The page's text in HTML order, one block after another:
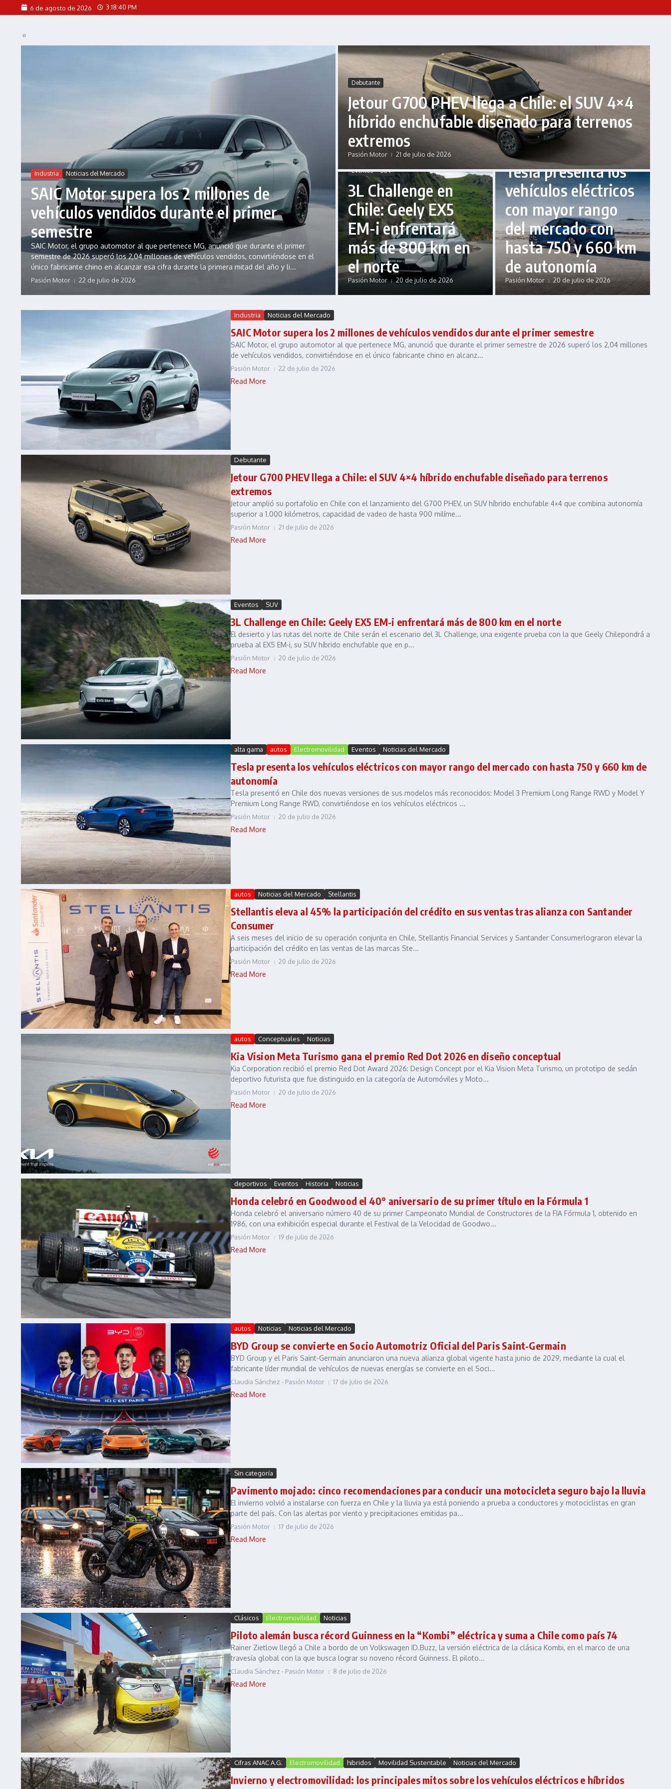
Saltar al contenido6 de agosto de 2026 3:18:42 PM
Industria Noticias del Mercado
SAIC Motor supera los 2 millones de
vehículos vendidos durante el primer
semestre
SAIC Motor, el grupo automotor al que pertenece MG, anunció que durante el primer
semestre de 2026 superó los 2,04 millones de vehículos vendidos, convirtiéndose en el
único fabricante chino en alcanzar esa cifra durante la primera mitad del año y li...
Pasión Motor 22 de julio de 2026
Debutante
Jetour G700 PHEV llega a Chile: el SUV 4×4
híbrido enchufable diseñado para terrenos
extremos
Pasión Motor 21 de julio de 2026
Eventos SUV
3L Challenge en
Chile: Geely EX5
EM-i enfrentará
más de 800 km en
el norte
Pasión Motor 20 de julio de 2026
alta gama autos
Eventos
Tesla presenta los
vehículos eléctricos
con mayor rango
del mercado con
hasta 750 y 660 km
de autonomía
Pasión Motor 20 de julio de 2026
Industria Noticias del Mercado
SAIC Motor supera los 2 millones de vehículos vendidos durante el primer semestre
SAIC Motor, el grupo automotor al que pertenece MG, anunció que durante el primer semestre de 2026 superó los 2,04 millones
de vehículos vendidos, convirtiéndose en el único fabricante chino en alcanz...
Pasión Motor 22 de julio de 2026
Read More
Debutante
Jetour G700 PHEV llega a Chile: el SUV 4×4 híbrido enchufable diseñado para terrenos
extremos
Jetour amplió su portafolio en Chile con el lanzamiento del G700 PHEV, un SUV híbrido enchufable 4×4 que combina autonomía
superior a 1.000 kilómetros, capacidad de vadeo de hasta 900 milíme...
Pasión Motor 21 de julio de 2026
Read More
Eventos SUV
3L Challenge en Chile: Geely EX5 EM-i enfrentará más de 800 km en el norte
El desierto y las rutas del norte de Chile serán el escenario del 3L Challenge, una exigente prueba con la que Geely Chilepondrá a
prueba al EX5 EM-i, su SUV híbrido enchufable que en p...
Pasión Motor 20 de julio de 2026
Read More
alta gama autos Electromovilidad Eventos Noticias del Mercado
Tesla presenta los vehículos eléctricos con mayor rango del mercado con hasta 750 y 660 km de
autonomía
Tesla presentó en Chile dos nuevas versiones de sus modelos más reconocidos: Model 3 Premium Long Range RWD y Model Y
Premium Long Range RWD, convirtiéndose en los vehículos eléctricos ...
Pasión Motor 20 de julio de 2026
Read More
autos Noticias del Mercado Stellantis
Stellantis eleva al 45% la participación del crédito en sus ventas tras alianza con Santander
Consumer
A seis meses del inicio de su operación conjunta en Chile, Stellantis Financial Services y Santander Consumerlograron elevar la
participación del crédito en las ventas de las marcas Ste...
Pasión Motor 20 de julio de 2026
Read More
autos Conceptuales Noticias
Kia Vision Meta Turismo gana el premio Red Dot 2026 en diseño conceptual
Kia Corporation recibió el premio Red Dot Award 2026: Design Concept por el Kia Vision Meta Turismo, un prototipo de sedán
deportivo futurista que fue distinguido en la categoría de Automóviles y Moto...
Pasión Motor 20 de julio de 2026
Read More
deportivos Eventos Historia Noticias
Honda celebró en Goodwood el 40° aniversario de su primer título en la Fórmula 1
Honda celebró el aniversario número 40 de su primer Campeonato Mundial de Constructores de la FIA Fórmula 1, obtenido en
1986, con una exhibición especial durante el Festival de la Velocidad de Goodwo...
Pasión Motor 19 de julio de 2026
Read More
autos Noticias Noticias del Mercado
BYD Group se convierte en Socio Automotriz Oficial del Paris Saint-Germain
BYD Group y el Paris Saint-Germain anunciaron una nueva alianza global vigente hasta junio de 2029, mediante la cual el
fabricante líder mundial de vehículos de nuevas energías se convierte en el Soci...
Claudia Sánchez - Pasión Motor 17 de julio de 2026
Read More
Sin categoría
Pavimento mojado: cinco recomendaciones para conducir una motocicleta seguro bajo la lluvia
El invierno volvió a instalarse con fuerza en Chile y la lluvia ya está poniendo a prueba a conductores y motociclistas en gran
parte del país. Con las alertas por viento y precipitaciones emitidas pa...
Pasión Motor 17 de julio de 2026
Read More
Clásicos Electromovilidad Noticias
Piloto alemán busca récord Guinness en la “Kombi” eléctrica y suma a Chile como país 74
Rainer Zietlow llegó a Chile a bordo de un Volkswagen ID.Buzz, la versión eléctrica de la clásica Kombi, en el marco de una
travesía global con la que busca lograr su noveno récord Guinness. El piloto...
Claudia Sánchez - Pasión Motor 8 de julio de 2026
Read More
Cifras ANAC A.G. Electromovilidad hibridos Movilidad Sustentable Noticias del Mercado
Invierno y electromovilidad: los principales mitos sobre los vehículos eléctricos e híbridos